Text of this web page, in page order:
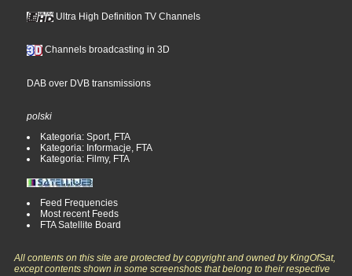
Ultra High Definition TV Channels
Channels broadcasting in 3D
DAB over DVB transmissions
polski
Kategoria: Sport, FTA
Kategoria: Informacje, FTA
Kategoria: Filmy, FTA
Feed Frequencies
Most recent Feeds
FTA Satellite Board
All contents on this site are protected by copyright and owned by KingOfSat,
except contents shown in some screenshots that belong to their respective